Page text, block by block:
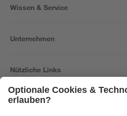
Wissen & Service
Unternehmen
Nützliche Links